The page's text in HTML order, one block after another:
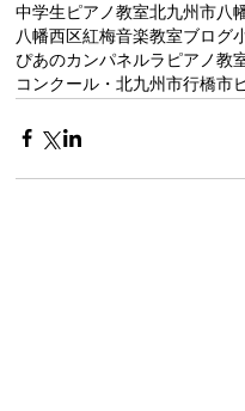
中学生ピアノ教室北九州市八
八幡西区紅梅音楽教室ブログ
ぴあのカンパネルラピアノ教
コンクール・北九州市行橋市